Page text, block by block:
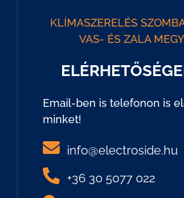
KLÍMASZERELÉS
VAS- ÉS ZALA
Email-ben is telefonon is
minket!
info@electroside.hu
+36 30 5077 022